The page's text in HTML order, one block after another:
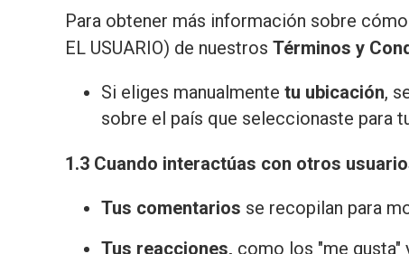
Para obtener más información sobre
EL USUARIO) de nuestros Términos y
Si eliges manualmente tu ubicación,
sobre el país que seleccionaste para
1.3 Cuando interactúas con otros
Tus comentarios se recopilan para
Tus reacciones, como los "me gusta"